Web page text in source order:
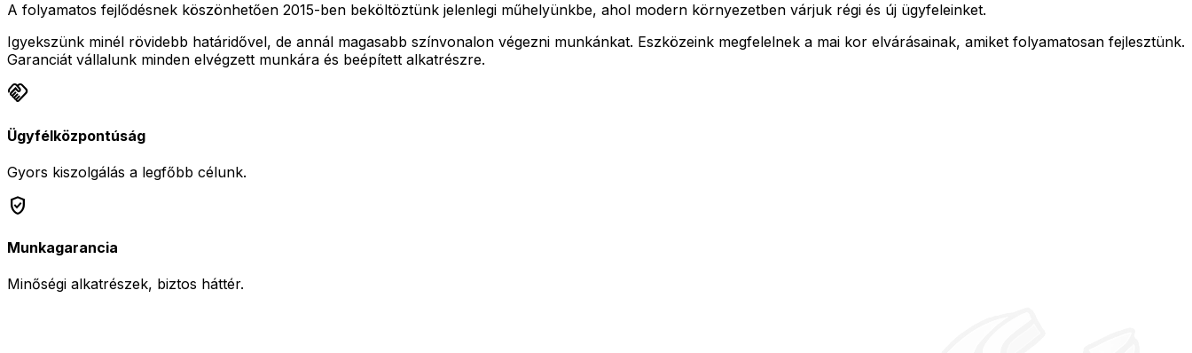
A folyamatos fejlődésnek köszönhetően 2015-ben beköltöztünk jelenlegi műhelyünkbe, ahol modern környezetben várjuk régi és új ügyfeleinket.
Igyekszünk minél rövidebb határidővel, de annál magasabb színvonalon végezni munkánkat. Eszközeink megfelelnek a mai kor elvárásainak, amiket folyamatosan fejlesztünk.
Garanciát vállalunk minden elvégzett munkára és beépített alkatrészre.
handshake
Ügyfélközpontúság
Gyors kiszolgálás a legfőbb célunk.
verified_user
Munkagarancia
Minőségi alkatrészek, biztos háttér.